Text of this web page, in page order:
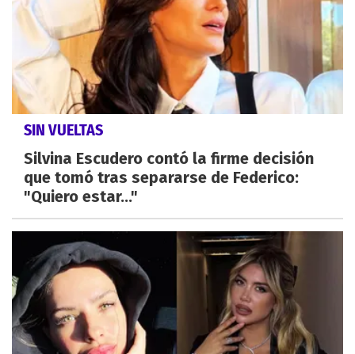
SIN VUELTAS
Silvina Escudero contó la firme decisión
que tomó tras separarse de Federico:
"Quiero estar..."